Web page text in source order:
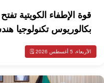
قوة الإطفاء الكويتية
بكالوريوس تكنولوجيا هندسة
الأربعاء، 5 أغسطس 2026 🗓️